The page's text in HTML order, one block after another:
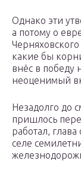
Однако эти
а потому о
какие бы
внёс в победу
неоценимый
Незадолго до
пришлось
работал,
селе